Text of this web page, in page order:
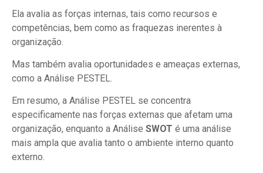
Ela avalia as forças internas, tais como recursos e
competências, bem como as fraquezas inerentes à
organização.
Mas também avalia oportunidades e ameaças externas,
como a Análise PESTEL.
Em resumo, a Análise PESTEL se concentra
especificamente nas forças externas que afetam uma
organização, enquanto a Análise SWOT é uma análise
mais ampla que avalia tanto o ambiente interno quanto
externo.